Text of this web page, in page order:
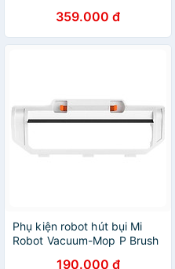
Disposable Mop Pad, Mop
Pro dùng 1 lần - Hàng Chính
hãng
359.000 đ
Phụ kiện robot hút bụi Mi
Robot Vacuum-Mop P Brush
190.000 đ